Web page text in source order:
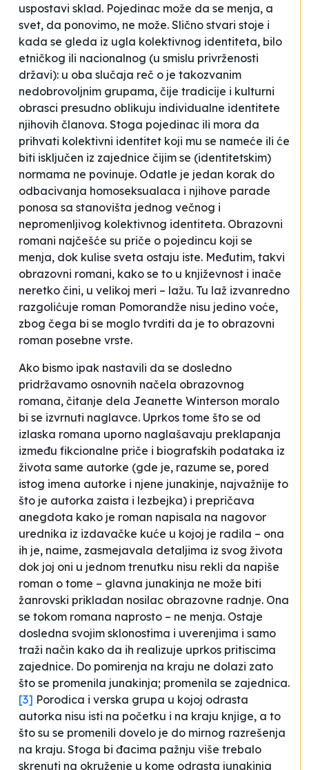
uspostavi sklad. Pojedinac može da se menja, a
svet, da ponovimo, ne može. Slično stvari stoje i
kada se gleda iz ugla kolektivnog identiteta, bilo
etničkog ili nacionalnog (u smislu privrženosti
državi): u oba slučaja reč o je takozvanim
nedobrovoljnim grupama, čije tradicije i kulturni
obrasci presudno oblikuju individualne identitete
njihovih članova. Stoga pojedinac ili mora da
prihvati kolektivni identitet koji mu se nameće ili će
biti isključen iz zajednice čijim se (identitetskim)
normama ne povinuje. Odatle je jedan korak do
odbacivanja homoseksualaca i njihove parade
ponosa sa stanovišta jednog večnog i
nepromenljivog kolektivnog identiteta. Obrazovni
romani najčešće su priče o pojedincu koji se
menja, dok kulise sveta ostaju iste. Međutim, takvi
obrazovni romani, kako se to u književnost i inače
neretko čini, u velikoj meri – lažu. Tu laž izvanredno
razgolićuje roman Pomorandže nisu jedino voće,
zbog čega bi se moglo tvrditi da je to obrazovni
roman posebne vrste.
Ako bismo ipak nastavili da se dosledno
pridržavamo osnovnih načela obrazovnog
romana, čitanje dela Jeanette Winterson moralo
bi se izvrnuti naglavce. Uprkos tome što se od
izlaska romana uporno naglašavaju preklapanja
između fikcionalne priče i biografskih podataka iz
života same autorke (gde je, razume se, pored
istog imena autorke i njene junakinje, najvažnije to
što je autorka zaista i lezbejka) i prepričava
anegdota kako je roman napisala na nagovor
urednika iz izdavačke kuće u kojoj je radila – ona
ih je, naime, zasmejavala detaljima iz svog života
dok joj oni u jednom trenutku nisu rekli da napiše
roman o tome – glavna junakinja ne može biti
žanrovski prikladan nosilac obrazovne radnje. Ona
se tokom romana naprosto – ne menja. Ostaje
dosledna svojim sklonostima i uverenjima i samo
traži način kako da ih realizuje uprkos pritiscima
zajednice. Do pomirenja na kraju ne dolazi zato
što se promenila junakinja; promenila se zajednica.
[3] Porodica i verska grupa u kojoj odrasta
autorka nisu isti na početku i na kraju knjige, a to
što su se promenili dovelo je do mirnog razrešenja
na kraju. Stoga bi đacima pažnju više trebalo
skrenuti na okruženje u kome odrasta junakinja